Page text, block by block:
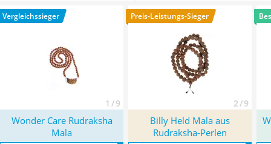
Wanderschuhe Herren
Sicherheitsweste Reiten
diespeziell zu Ihrer Energie
und Ihrem Geschmack passt.
Überzeugt hat uns hier im August 2026 besonders das
mit seinen
Eigenschaften.
Vergleichssieger
1 / 9
Preis-Leistungs-Sieger
2 / 9
Wonder Care Rudraksha
Mala
Billy Held Mala aus
Rudraksha-Perlen